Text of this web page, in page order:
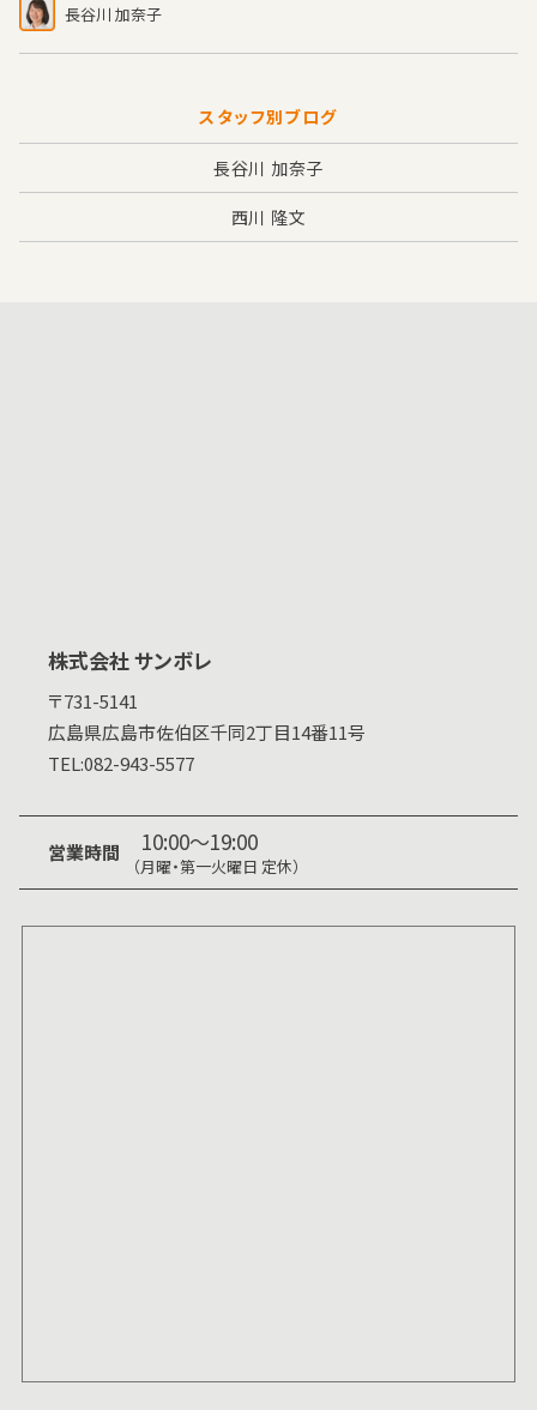
長谷川 加奈子
スタッフ別ブログ
長谷川 加奈子
西川 隆文
株式会社 サンボレ
〒731-5141
広島県広島市佐伯区千同2丁目14番11号
TEL:082-943-5577
営業時間 10:00～19:00
（月曜・第一火曜日 定休）